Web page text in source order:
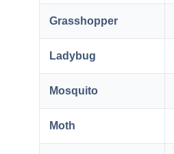
Grasshopper
Ladybug
Mosquito
Moth